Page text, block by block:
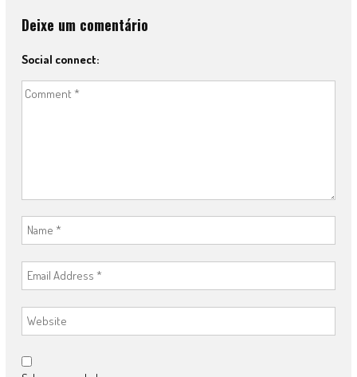
Deixe um comentário
Social connect: